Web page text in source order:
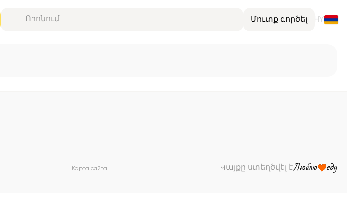
Մուտք գործել HY
Карта сайта Կայքը ստեղծվել է